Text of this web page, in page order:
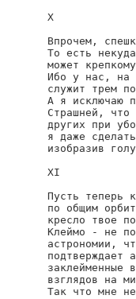
X
Впрочем,
То есть
может
Ибо у нас, на
служит трем
А я исключаю
Страшней, что
других при
я даже
изобразив
XI
Пусть теперь
по общим
кресло твое
Клеймо - не
астрономии,
подтверждает
заклейменные
взглядов на
Так что мне